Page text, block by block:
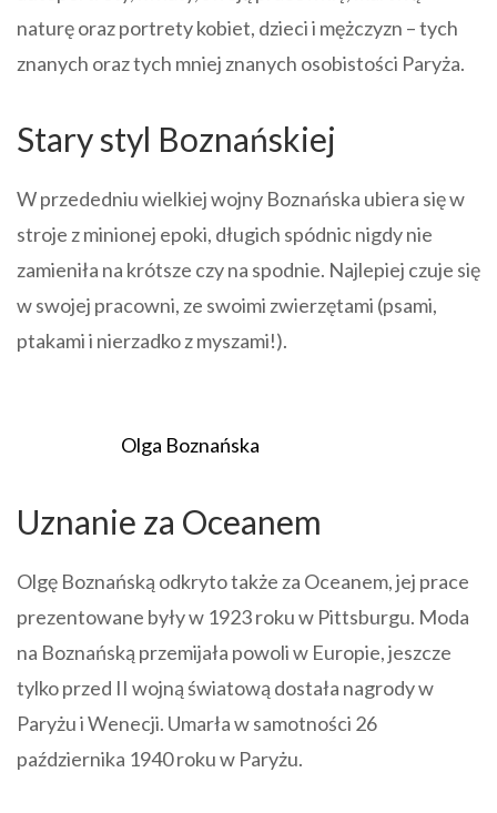
naturę oraz portrety kobiet, dzieci i mężczyzn – tych
znanych oraz tych mniej znanych osobistości Paryża.
Stary styl Boznańskiej
W przededniu wielkiej wojny Boznańska ubiera się w
stroje z minionej epoki, długich spódnic nigdy nie
zamieniła na krótsze czy na spodnie. Najlepiej czuje się
w swojej pracowni, ze swoimi zwierzętami (psami,
ptakami i nierzadko z myszami!).
Olga Boznańska
Uznanie za Oceanem
Olgę Boznańską odkryto także za Oceanem, jej prace
prezentowane były w 1923 roku w Pittsburgu. Moda
na Boznańską przemijała powoli w Europie, jeszcze
tylko przed II wojną światową dostała nagrody w
Paryżu i Wenecji. Umarła w samotności 26
października 1940 roku w Paryżu.